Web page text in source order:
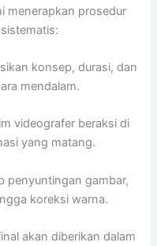
menerapkan prosedur
konsep, durasi, dan
mendalam.
videografer beraksi di
yang matang.
penyuntingan gambar,
koreksi warna.
akan diberikan dalam